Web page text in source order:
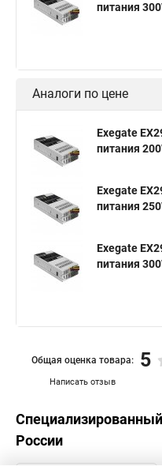
питания
Аналоги по цене
Exegate
питания
Exegate
питания
Exegate
питания
Написать отзыв
Общая оценка товара: 5
России